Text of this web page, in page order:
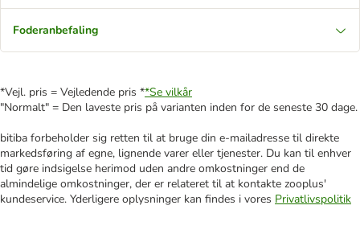
Foderanbefaling
*Vejl. pris = Vejledende pris **Se vilkår
"Normalt" = Den laveste pris på varianten inden for de seneste 30 dage.
bitiba forbeholder sig retten til at bruge din e-mailadresse til direkte
markedsføring af egne, lignende varer eller tjenester. Du kan til enhver
tid gøre indsigelse herimod uden andre omkostninger end de
almindelige omkostninger, der er relateret til at kontakte zooplus'
kundeservice. Yderligere oplysninger kan findes i vores Privatlivspolitik